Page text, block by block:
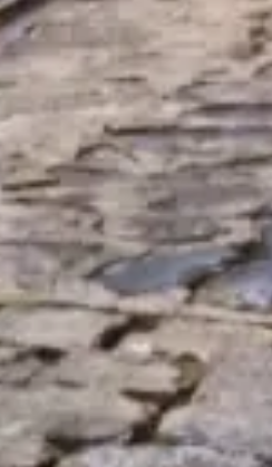
Lisboa Tourist Card Guide
Unabhängige, praktische
was enthalten ist, Tipps zur
Aufenthalt zu planen.
2026
Diese Website ist
städtischen Verkehrsgesellschaft,
Tourismusbehörden verbunden.
Die(z) lisboncard.pt weboldal egy
amely a(z) Lisboa Tourist Card
Minden bejegyzett márka vagy
tulajdona. A jegyekkel kapcsolatos
közvetlenül a jegyértékesítőkhöz.
mailt ide: Kontaktieren Sie uns
Schnellzugriffe
Wählen Sie Ihre Tickets
Besuchszeiten
Sehenswertes
FAQ